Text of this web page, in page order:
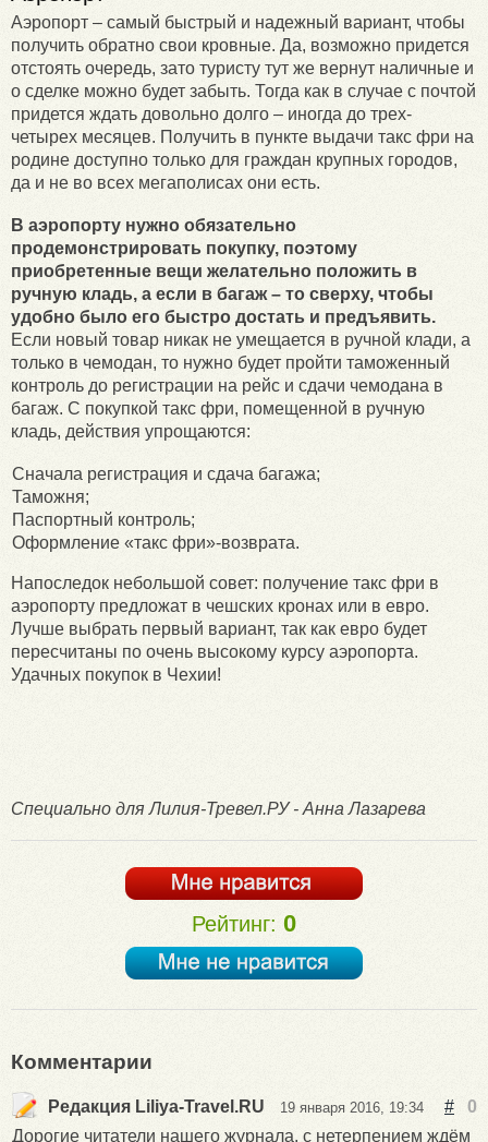
Аэропорт – самый быстрый и надежный вариант, чтобы
получить обратно свои кровные. Да, возможно придется
отстоять очередь, зато туристу тут же вернут наличные и
о сделке можно будет забыть. Тогда как в случае с почтой
придется ждать довольно долго – иногда до трех-
четырех месяцев. Получить в пункте выдачи такс фри на
родине доступно только для граждан крупных городов,
да и не во всех мегаполисах они есть.
В аэропорту нужно обязательно
продемонстрировать покупку, поэтому
приобретенные вещи желательно положить в
ручную кладь, а если в багаж – то сверху, чтобы
удобно было его быстро достать и предъявить.
Если новый товар никак не умещается в ручной клади, а
только в чемодан, то нужно будет пройти таможенный
контроль до регистрации на рейс и сдачи чемодана в
багаж. С покупкой такс фри, помещенной в ручную
кладь, действия упрощаются:
Сначала регистрация и сдача багажа;
Таможня;
Паспортный контроль;
Оформление «такс фри»-возврата.
Напоследок небольшой совет: получение такс фри в
аэропорту предложат в чешских кронах или в евро.
Лучше выбрать первый вариант, так как евро будет
пересчитаны по очень высокому курсу аэропорта.
Удачных покупок в Чехии!
Специально для Лилия-Тревел.РУ - Анна Лазарева
Рейтинг: 0
Комментарии
Редакция Liliya-Travel.RU 19 января 2016, 19:34 #
0
Дорогие читатели нашего журнала, с нетерпением ждём